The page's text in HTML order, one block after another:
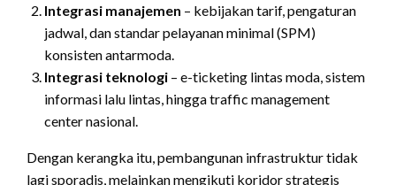
Integrasi manajemen – kebijakan tarif, pengaturan
jadwal, dan standar pelayanan minimal (SPM)
konsisten antarmoda.
Integrasi teknologi – e-ticketing lintas moda, sistem
informasi lalu lintas, hingga traffic management
center nasional.
Dengan kerangka itu, pembangunan infrastruktur tidak
lagi sporadis, melainkan mengikuti koridor strategis